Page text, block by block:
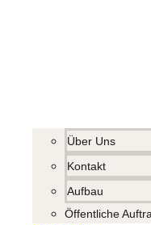
Über Uns
Kontakt
Aufbau
Öffentliche